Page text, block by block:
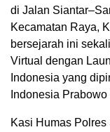
di Jalan
Kecamatan Raya,
bersejarah ini
Virtual dengan
Indonesia yang
Indonesia
Kasi Humas